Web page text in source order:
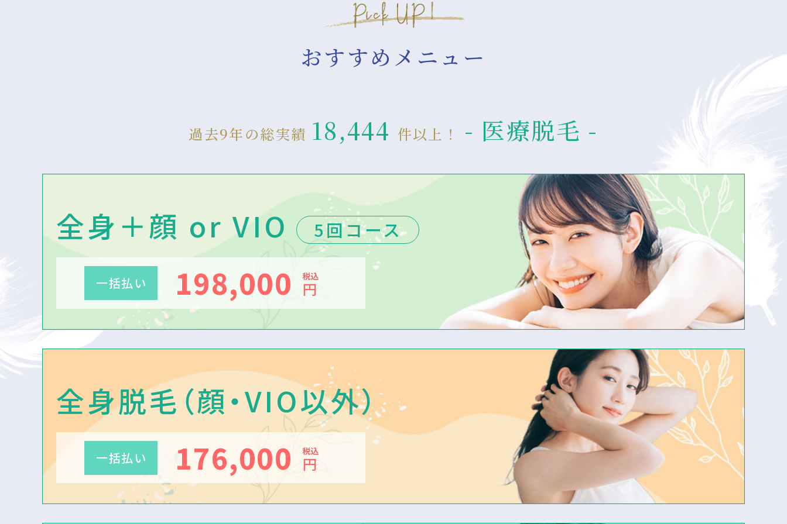
おすすめメニュー
過去9年の総実績 18,444 件以上！ - 医療脱毛 -
全身＋顔 or VIO 5回コース
一括払い 198,000 円
全身脱毛（顔・VIO以外）
一括払い 176,000 円